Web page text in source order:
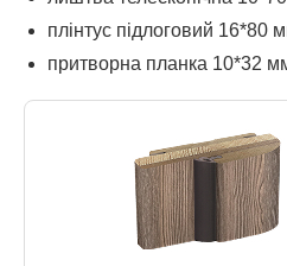
плінтус підлоговий 16*80
притворна планка 10*32